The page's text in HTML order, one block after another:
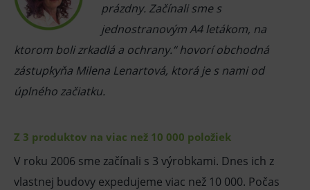
prázdny. Začínali sme s
jednostranovým A4 letákom, na
ktorom boli zrkadlá a ochrany.“ hovorí obchodná
zástupkyňa Milena Lenartová, ktorá je s nami od
úplného začiatku.
Z 3 produktov na viac než 10 000 položiek
V roku 2006 sme začínali s 3 výrobkami. Dnes ich z
vlastnej budovy expedujeme viac než 10 000. Počas